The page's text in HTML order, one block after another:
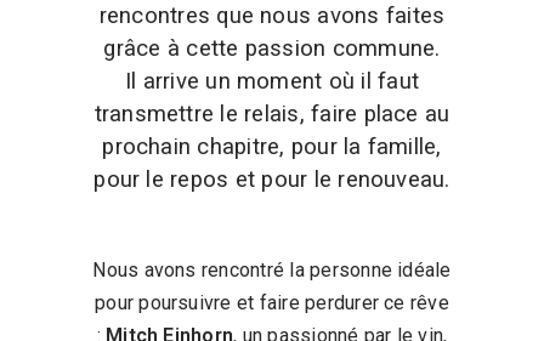
rencontres que nous avons faites
grâce à cette passion commune.
Il arrive un moment où il faut
transmettre le relais, faire place au
prochain chapitre, pour la famille,
pour le repos et pour le renouveau.
Nous avons rencontré la personne idéale
pour poursuivre et faire perdurer ce rêve
: Mitch Einhorn, un passionné par le vin,